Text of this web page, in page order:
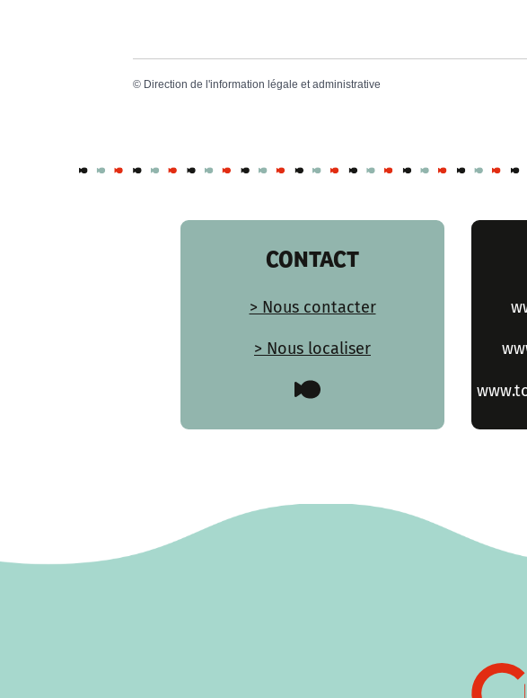
© Direction de l'information légale et administrative
CONTACT
> Nous contacter
> Nous localiser